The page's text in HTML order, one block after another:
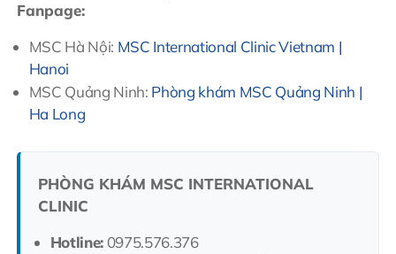
Fanpage:
MSC Hà Nội: MSC International Clinic Vietnam |
Hanoi
MSC Quảng Ninh: Phòng khám MSC Quảng Ninh |
Ha Long
PHÒNG KHÁM MSC INTERNATIONAL
CLINIC
Hotline:0975.576.376